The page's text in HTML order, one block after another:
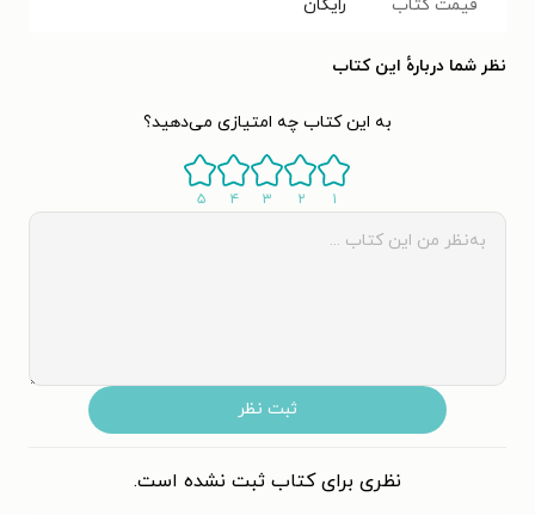
قیمت کتاب رایگان
نظر شما دربارهٔ این کتاب
به این کتاب چه امتیازی می‌دهید؟
۱ ۲ ۳ ۴ ۵
ثبت نظر
نظری برای کتاب ثبت نشده است.